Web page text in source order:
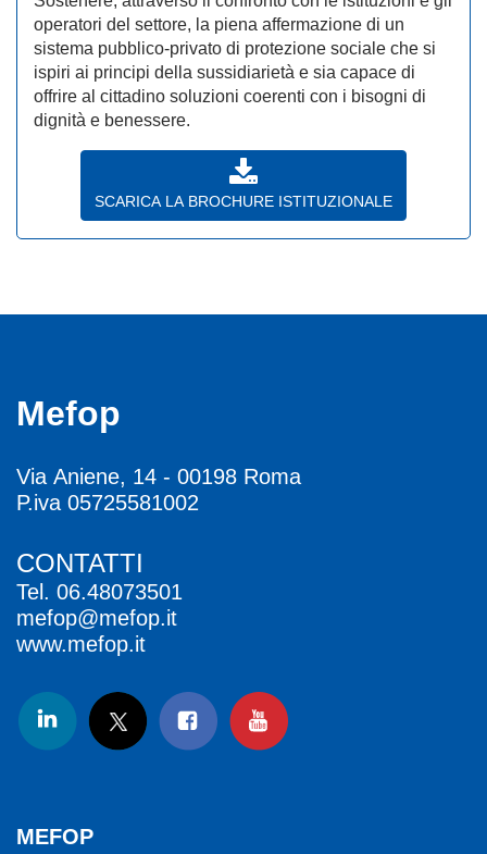
operatori del settore, la piena affermazione di un
sistema pubblico-privato di protezione sociale che si
ispiri ai principi della sussidiarietà e sia capace di
offrire al cittadino soluzioni coerenti con i bisogni di
dignità e benessere.
SCARICA LA BROCHURE ISTITUZIONALE
Mefop
Via Aniene, 14 - 00198 Roma
P.iva 05725581002
CONTATTI
Tel. 06.48073501
mefop@mefop.it
www.mefop.it
MEFOP